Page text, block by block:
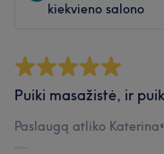
kiekvieno salono
Puiki masažistė, ir
Paslaugą atliko Katerina•